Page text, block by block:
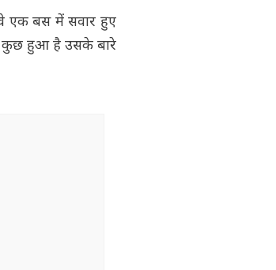
एक बस में सवार हुए
कुछ हुआ है उसके बारे